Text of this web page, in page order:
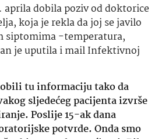
aprila dobila poziv od doktorice
koja je rekla da joj se javilo
siptomima -temperatura,
je uputila i mail Infektivnoj
tu informaciju tako da
sljedećeg pacijenta izvrše
Poslije 15-ak dana
potvrde. Onda smo